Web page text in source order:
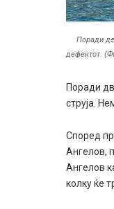
Поради
дефектот.
Поради
струја.
Според
Ангелов,
Ангелов
колку ќе